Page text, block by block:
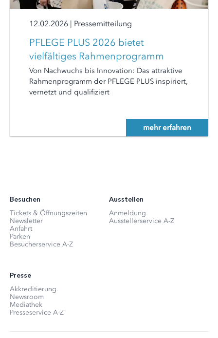
12.02.2026 | Pressemitteilung
PFLEGE PLUS 2026 bietet
vielfältiges Rahmenprogramm
Von Nachwuchs bis Innovation: Das attraktive
Rahmenprogramm der PFLEGE PLUS inspiriert,
vernetzt und qualifiziert
mehr erfahren
Besuchen
Tickets & Öffnungszeiten
Newsletter
Anfahrt
Parken
Besucherservice A-Z
Ausstellen
Anmeldung
Ausstellerservice A-Z
Presse
Akkreditierung
Newsroom
Mediathek
Presseservice A-Z